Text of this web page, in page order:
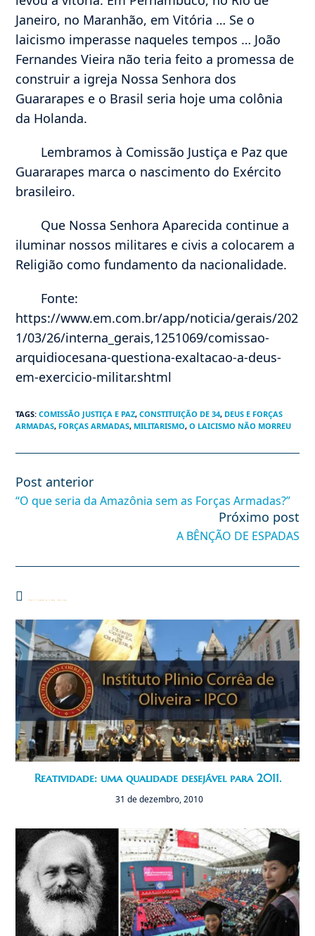
Janeiro, no Maranhão, em Vitória … Se o
laicismo imperasse naqueles tempos … João
Fernandes Vieira não teria feito a promessa de
construir a igreja Nossa Senhora dos
Guararapes e o Brasil seria hoje uma colônia
da Holanda.
Lembramos à Comissão Justiça e Paz que
Guararapes marca o nascimento do Exército
brasileiro.
Que Nossa Senhora Aparecida continue a
iluminar nossos militares e civis a colocarem a
Religião como fundamento da nacionalidade.
Fonte:
https://www.em.com.br/app/noticia/gerais/202
1/03/26/interna_gerais,1251069/comissao-
arquidiocesana-questiona-exaltacao-a-deus-
em-exercicio-militar.shtml
TAGS:COMISSÃO JUSTIÇA E PAZ, CONSTITUIÇÃO DE 34, DEUS E FORÇAS
ARMADAS, FORÇAS ARMADAS, MILITARISMO, O LAICISMO NÃO MORREU
Leia
mais
artigos
Post anterior
“O que seria da Amazônia sem as Forças Armadas?”
Próximo post
A BÊNÇÃO DE ESPADAS
Você também pode gostar
Reatividade: uma qualidade desejável para 2011.
31 de dezembro, 2010